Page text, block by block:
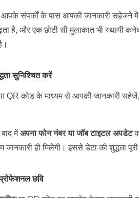
आपके संपर्कों के पास आपकी जानकारी सहेजने में
है, और एक छोटी सी मुलाकात भी स्थायी
सुनिश्चित करें
QR कोड के माध्यम से आपकी जानकारी
मेंअपना फोन नंबर या जॉब टाइटल अपडेट
ही मिलेगी। इससे डेटा की शुद्धता
छवि